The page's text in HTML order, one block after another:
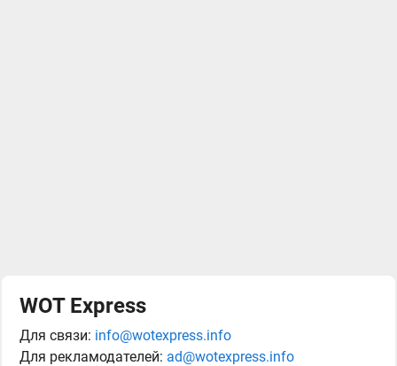
WOT Express
Для связи: info@wotexpress.info
Для рекламодателей: ad@wotexpress.info